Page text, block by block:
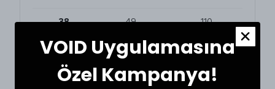
38 49 110
BEDEN VE UYUMLULUK
Tekstil ürünlerinde beden seçimi modellere göre
VOID Uygulamasına
Özel Kampanya!